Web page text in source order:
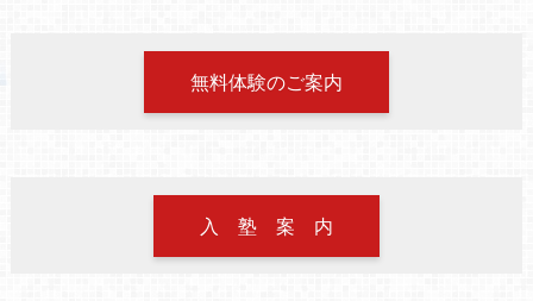
無料体験のご案内
入 塾 案 内